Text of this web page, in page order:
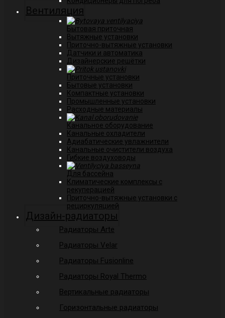
Вентиляция
Бытовая приточная
Вытяжные установки
Приточно-вытяжные установки
Датчики и автоматика
Дизайнерские решётки
Приточные установки
Бытовые установки
Компактные установки
Промышленные установки
Расходные материалы
Канальное оборудование
Канальные охладители
Адиабатические увлажнители
Канальные очистители воздуха
Гибкие воздуховоды
Для бассейна
Климатические комплексы с
рекуперацией
Приточно-вытяжные установки с
рециркуляцией
Дизайн-радиаторы
Радиаторы Arte
Радиаторы Velar
Радиаторы Fusionline
Радиаторы Royal Thermo
Вертикальные радиаторы
Горизонтальные радиаторы